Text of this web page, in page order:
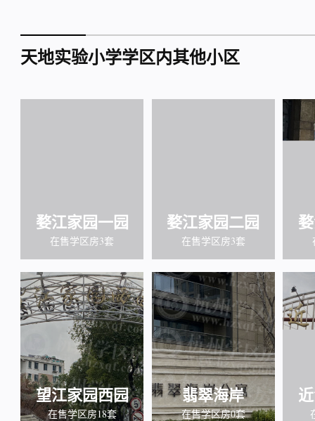
天地实验小学学区内其他小区
婺江家园一园
在售学区房3套
婺江家园二园
在售学区房3套
望江家园西园
在售学区房18套
翡翠海岸
在售学区房0套